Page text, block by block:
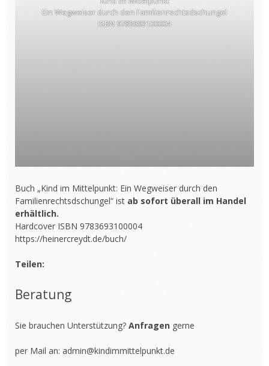
Ein Wegweiser durch den Familienrechtsdschungel
ISBN 9783693100004
Buch „Kind im Mittelpunkt: Ein Wegweiser durch den
Familienrechtsdschungel“ ist ab sofort überall im Handel
erhältlich.
Hardcover ISBN 9783693100004
https://heinercreydt.de/buch/
Teilen:
Beratung
Sie brauchen Unterstützung? Anfragen gerne
per Mail an: admin@kindimmittelpunkt.de